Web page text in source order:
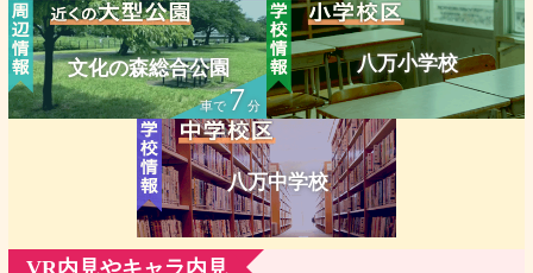
文化の森総合公園
車で7分
八万小学校
八万中学校
VR内見やキャラ内見